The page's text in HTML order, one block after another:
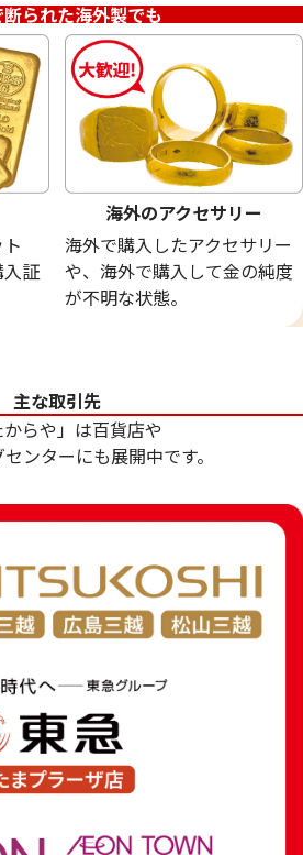
参考買取価格
288,600
7.8g
られた海外製でも
証
海外のアクセサリー
海外で購入したアクセサリー
や、海外で購入して金の純度
が不明な状態。
主な取引先
からや」は百貨店や
ンターにも展開中です。